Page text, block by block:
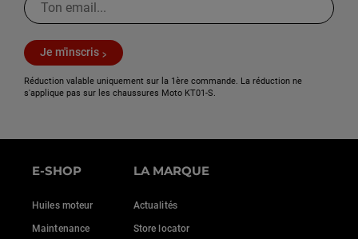
Je m'inscris
Réduction valable uniquement sur la 1ère commande. La réduction ne
s'applique pas sur les chaussures Moto KT01-S.
E-SHOP
Huiles moteur
Maintenance
LA MARQUE
Actualités
Store locator